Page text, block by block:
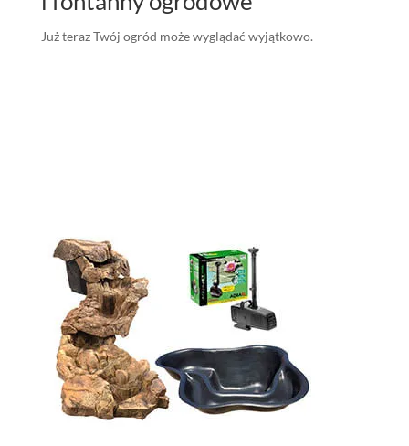
Już teraz Twój ogród może wyglądać wyjątkowo.